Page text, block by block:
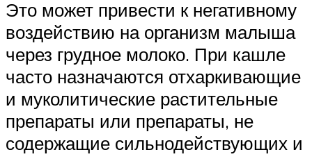
Это может привести к негативному
воздействию на организм малыша
через грудное молоко. При кашле
часто назначаются отхаркивающие
и муколитические растительные
препараты или препараты, не
содержащие сильнодействующих и